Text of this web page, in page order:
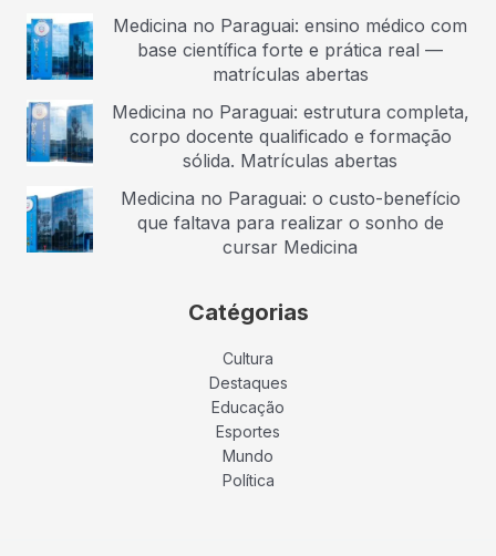
Medicina no Paraguai: ensino médico com
base científica forte e prática real —
matrículas abertas
Medicina no Paraguai: estrutura completa,
corpo docente qualificado e formação
sólida. Matrículas abertas
Medicina no Paraguai: o custo-benefício
que faltava para realizar o sonho de
cursar Medicina
Catégorias
Cultura
Destaques
Educação
Esportes
Mundo
Política